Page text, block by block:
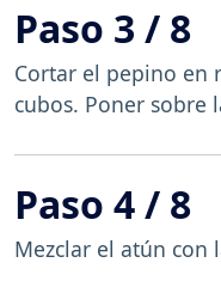
Paso 3 / 8
Cortar el pepino en
cubos. Poner sobre
Paso 4 / 8
Mezclar el atún con